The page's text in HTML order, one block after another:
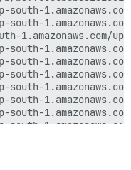
1.amazonaws.com/